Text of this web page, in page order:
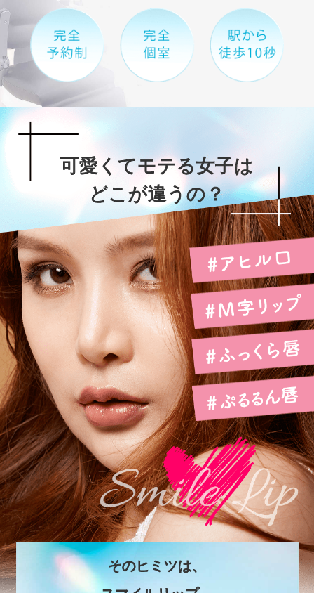
可愛くてモテる女子は
どこが違うの？
そのヒミツは、